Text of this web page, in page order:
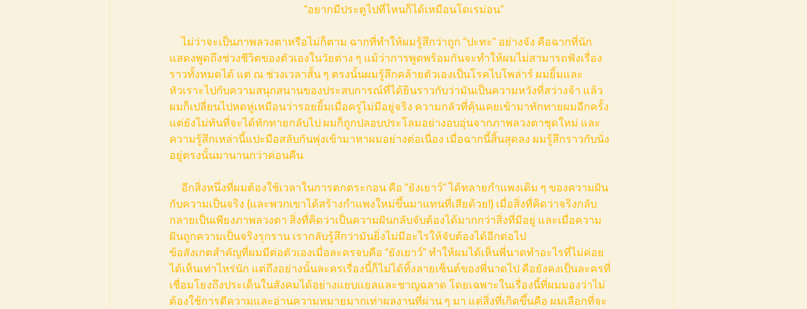
          “อยากมีประตูไปที่ไหนก็ได้เหมือนโดเรม่อน”
     ไม่ว่าจะเป็นภาพลวงตาหรือไม่ก็ตาม ฉากที่ทำให้ผมรู้สึกว่าถูก “ปะทะ” อย่างจัง คือฉากที่นัก
แสดงพูดถึงช่วงชีวิตของตัวเองในวัยต่าง ๆ แม้ว่าการพูดพร้อมกันจะทำให้ผมไม่สามารถฟังเรื่อง
ราวทั้งหมดได้ แต่ ณ ช่วงเวลาสั้น ๆ ตรงนั้นผมรู้สึกคล้ายตัวเองเป็นโรคไบโพล่าร์ ผมยิ้มและ
หัวเราะไปกับความสนุกสนานของประสบการณ์ที่ได้ยินราวกับว่ามันเป็นความหวังที่สว่างจ้า แล้ว
ผมก็เปลี่ยนไปหดหู่เหมือนว่ารอยยิ้มเมื่อครู่ไม่มีอยู่จริง ความกลัวที่คุ้นเคยเข้ามาทักทายผมอีกครั้ง
แต่ยังไม่ทันที่จะได้ทักทายกลับไป ผมก็ถูกปลอบประโลมอย่างอบอุ่นจากภาพลวงตาชุดใหม่ และ
ความรู้สึกเหล่านี้แปะมือสลับกันพุ่งเข้ามาหาผมอย่างต่อเนื่อง เมื่อฉากนี้สิ้นสุดลง ผมรู้สึกราวกับนั่ง
อยู่ตรงนั้นมานานกว่าค่อนคืน
กับความเป็นจริง (และพวกเขาได้สร้างกำแพงใหม่ขึ้นมาแทนที่เสียด้วย!) เมื่อสิ่งที่คิดว่าจริงกลับ
กลายเป็นเพียงภาพลวงตา สิ่งที่คิดว่าเป็นความฝันกลับจับต้องได้มากกว่าสิ่งที่มีอยู่ และเมื่อความ
ฝันถูกความเป็นจริงรุกราน เรากลับรู้สึกว่ามันยิ่งไม่มีอะไรให้จับต้องได้อีกต่อไป
ข้อสังเกตสำคัญที่ผมมีต่อตัวเองเมื่อละครจบคือ “ยังเยาว์” ทำให้ผมได้เห็นพี่นาดทำอะไรที่ไม่ค่อย
ได้เห็นเท่าไหร่นัก แต่ถึงอย่างนั้นละครเรื่องนี้ก็ไม่ได้ทิ้งลายเซ็นต์ของพี่นาดไป คือยังคงเป็นละครที่
เชื่อมโยงถึงประเด็นในสังคมได้อย่างแยบแยลและชาญฉลาด โดยเฉพาะในเรื่องนี้ที่ผมมองว่าไม่
ต้องใช้การตีความและอ่านความหมายมากเท่าผลงานที่ผ่าน ๆ มา แต่สิ่งที่เกิดขึ้นคือ ผมเลือกที่จะ